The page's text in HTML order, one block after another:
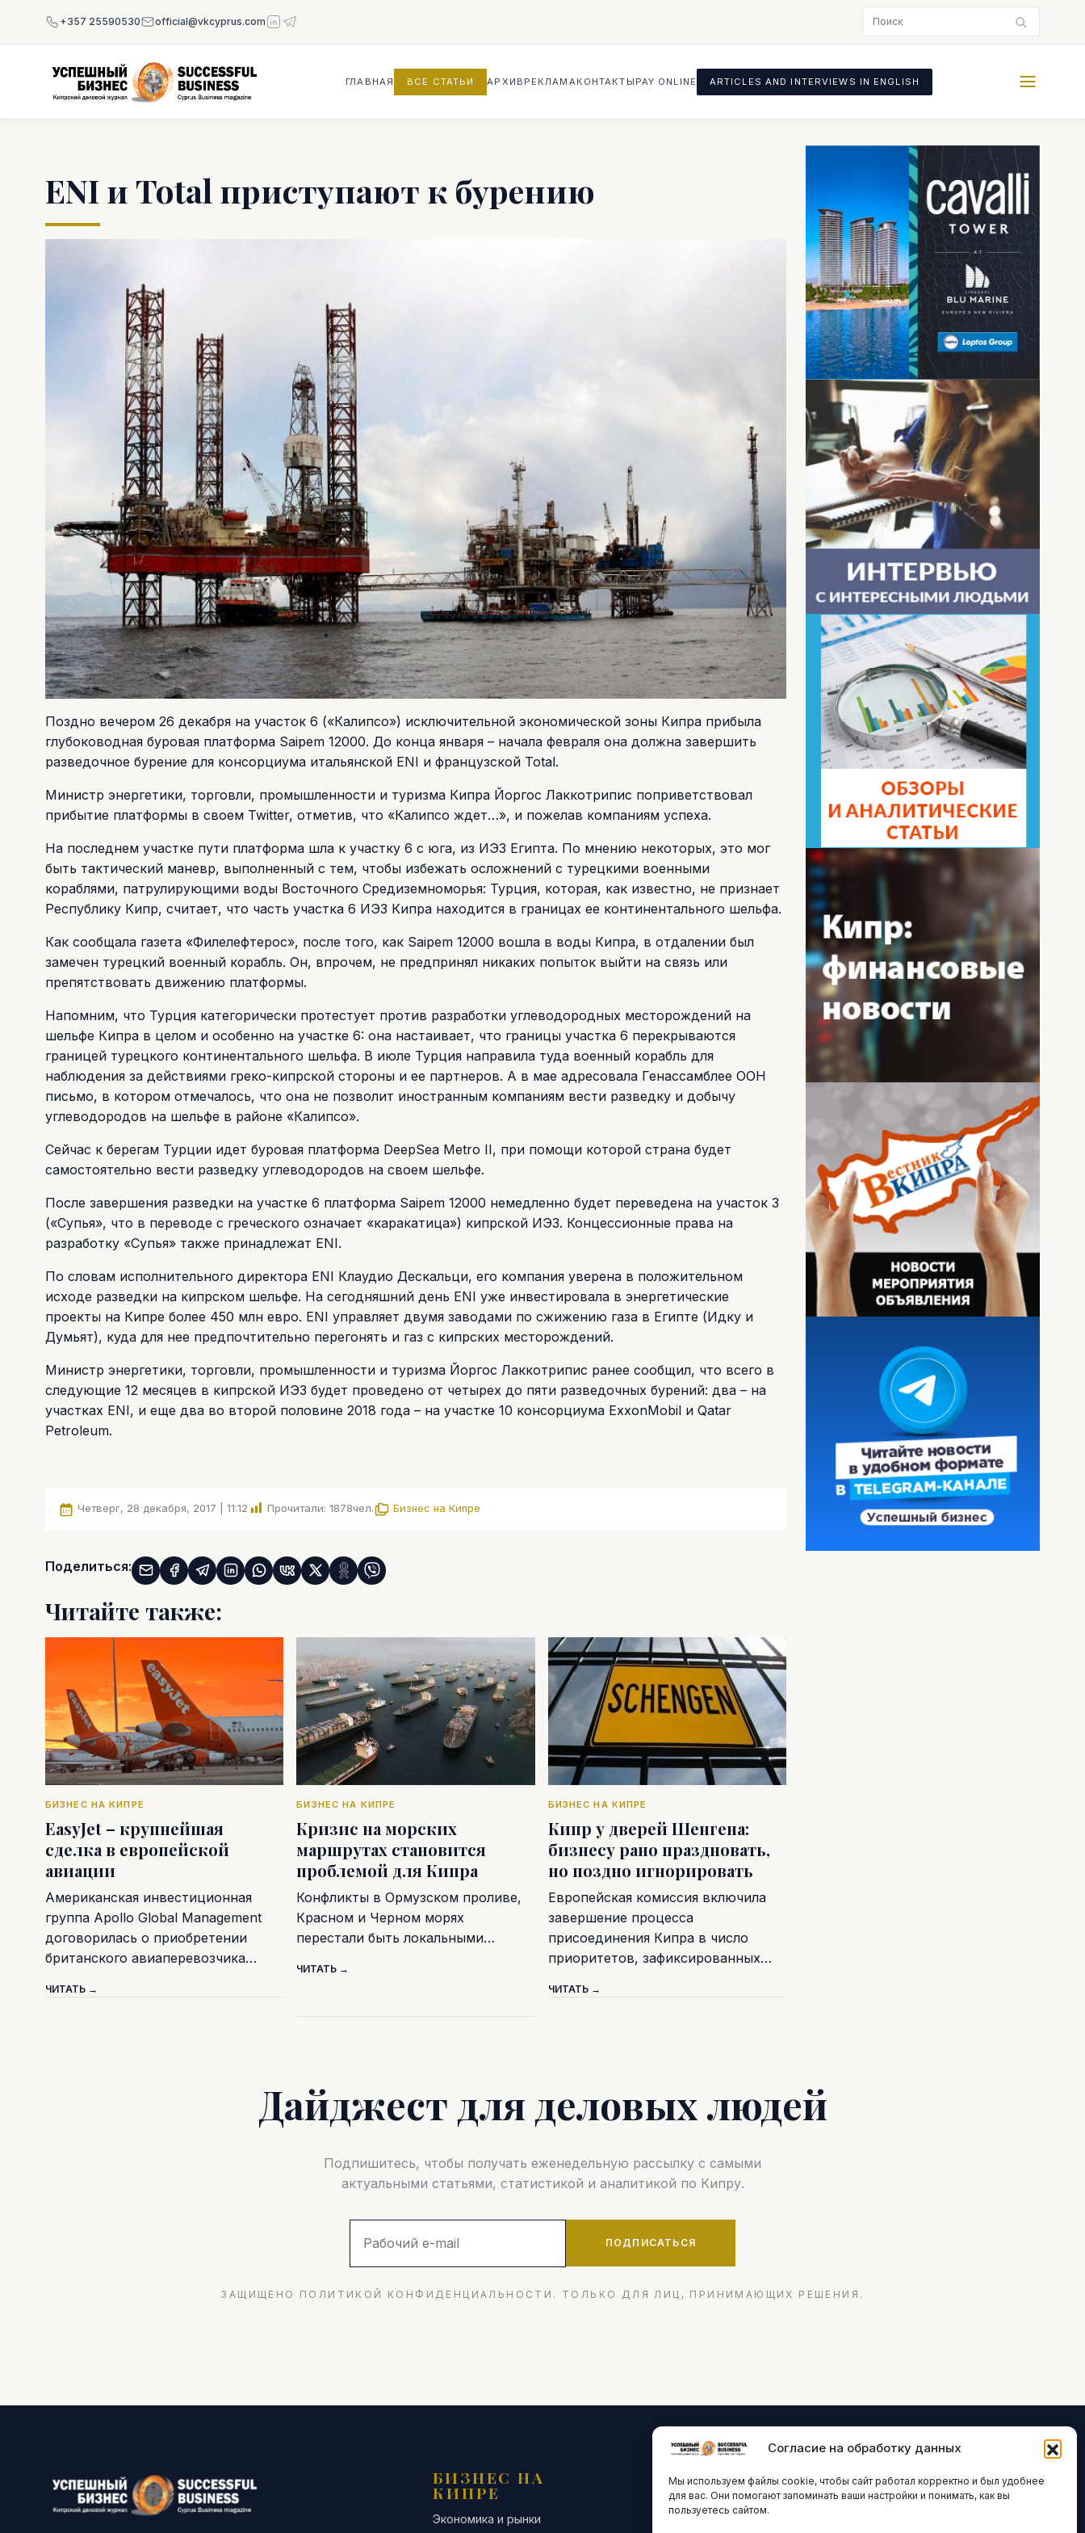
Согласие на обработку данных
Мы используем файлы cookie, чтобы сайт работал корректно и был удобнее
для вас. Они помогают запоминать ваши настройки и понимать, как вы
пользуетесь сайтом.
+357 25590530 official@vkcyprus.com
ГЛАВНАЯ ВСЕ СТАТЬИ АРХИВ РЕКЛАМА КОНТАКТЫ PAY ONLINE ARTICLES AND INTERVIEWS IN ENGLISH
ENI и Total приступают к бурению
Поздно вечером 26 декабря на участок 6 («Калипсо») исключительной экономической зоны Кипра прибыла
глубоководная буровая платформа Saipem 12000. До конца января – начала февраля она должна завершить
разведочное бурение для консорциума итальянской ENI и французской Total.
Министр энергетики, торговли, промышленности и туризма Кипра Йоргос Лаккотрипис поприветствовал
прибытие платформы в своем Twitter, отметив, что «Калипсо ждет…», и пожелав компаниям успеха.
На последнем участке пути платформа шла к участку 6 с юга, из ИЭЗ Египта. По мнению некоторых, это мог
быть тактический маневр, выполненный с тем, чтобы избежать осложнений с турецкими военными
кораблями, патрулирующими воды Восточного Средиземноморья: Турция, которая, как известно, не признает
Республику Кипр, считает, что часть участка 6 ИЭЗ Кипра находится в границах ее континентального шельфа.
Как сообщала газета «Филелефтерос», после того, как Saipem 12000 вошла в воды Кипра, в отдалении был
замечен турецкий военный корабль. Он, впрочем, не предпринял никаких попыток выйти на связь или
препятствовать движению платформы.
Напомним, что Турция категорически протестует против разработки углеводородных месторождений на
шельфе Кипра в целом и особенно на участке 6: она настаивает, что границы участка 6 перекрываются
границей турецкого континентального шельфа. В июле Турция направила туда военный корабль для
наблюдения за действиями греко-кипрской стороны и ее партнеров. А в мае адресовала Генассамблее ООН
письмо, в котором отмечалось, что она не позволит иностранным компаниям вести разведку и добычу
углеводородов на шельфе в районе «Калипсо».
Сейчас к берегам Турции идет буровая платформа DeepSea Metro II, при помощи которой страна будет
самостоятельно вести разведку углеводородов на своем шельфе.
После завершения разведки на участке 6 платформа Saipem 12000 немедленно будет переведена на участок 3
(«Супья», что в переводе с греческого означает «каракатица») кипрской ИЭЗ. Концессионные права на
разработку «Супья» также принадлежат ENI.
По словам исполнительного директора ENI Клаудио Дескальци, его компания уверена в положительном
исходе разведки на кипрском шельфе. На сегодняшний день ENI уже инвестировала в энергетические
проекты на Кипре более 450 млн евро. ENI управляет двумя заводами по сжижению газа в Египте (Идку и
Думьят), куда для нее предпочтительно перегонять и газ с кипрских месторождений.
Министр энергетики, торговли, промышленности и туризма Йоргос Лаккотрипис ранее сообщил, что всего в
следующие 12 месяцев в кипрской ИЭЗ будет проведено от четырех до пяти разведочных бурений: два – на
участках ENI, и еще два во второй половине 2018 года – на участке 10 консорциума ExxonMobil и Qatar
Petroleum.
Четверг, 28 декабря, 2017 | 11:12 Прочитали: 1878чел. Бизнес на Кипре
Поделиться:
Читайте также:
БИЗНЕС НА КИПРЕ
EasyJet – крупнейшая
сделка в европейской
авиации
Американская инвестиционная
группа Apollo Global Management
договорилась о приобретении
британского авиаперевозчика…
ЧИТАТЬ →
БИЗНЕС НА КИПРЕ
Кризис на морских
маршрутах становится
проблемой для Кипра
Конфликты в Ормузском проливе,
Красном и Черном морях
перестали быть локальными…
ЧИТАТЬ →
БИЗНЕС НА КИПРЕ
Кипр у дверей Шенгена:
бизнесу рано праздновать,
но поздно игнорировать
Европейская комиссия включила
завершение процесса
присоединения Кипра в число
приоритетов, зафиксированных…
ЧИТАТЬ →
Дайджест для деловых людей
Подпишитесь, чтобы получать еженедельную рассылку с самыми
актуальными статьями, статистикой и аналитикой по Кипру.
ПОДПИСАТЬСЯ
ЗАЩИЩЕНО ПОЛИТИКОЙ КОНФИДЕНЦИАЛЬНОСТИ. ТОЛЬКО ДЛЯ ЛИЦ, ПРИНИМАЮЩИХ РЕШЕНИЯ.
БИЗНЕС НА
КИПРЕ
Экономика и рынки
ТЕХНОЛОГИИ И
ИННОВАЦИИ
Стартапы и исследования
ARTICLES IN
ENGLISH